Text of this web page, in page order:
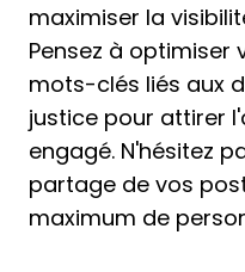
maximiser la
Pensez à optimiser
mots-clés liés aux
justice pour attirer
engagé. N'hésitez
partage de vos
maximum de